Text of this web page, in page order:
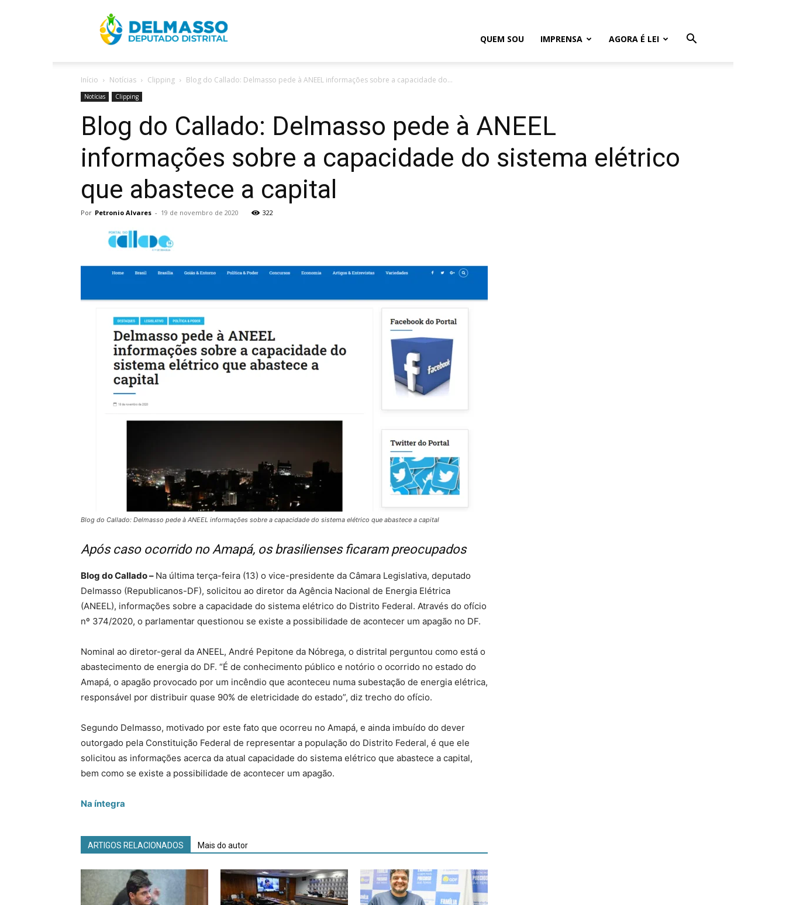
QUEM SOU IMPRENSA AGORA É LEI
Início Notícias Clipping Blog do Callado: Delmasso pede à ANEEL informações sobre a capacidade do...
Notícias Clipping
Blog do Callado: Delmasso pede à ANEEL
informações sobre a capacidade do sistema elétrico
que abastece a capital
Por Petronio Alvares - 19 de novembro de 2020 322
Blog do Callado: Delmasso pede à ANEEL informações sobre a capacidade do sistema elétrico que abastece a capital
Após caso ocorrido no Amapá, os brasilienses ficaram preocupados
Blog do Callado – Na última terça-feira (13) o vice-presidente da Câmara Legislativa, deputado
Delmasso (Republicanos-DF), solicitou ao diretor da Agência Nacional de Energia Elétrica
(ANEEL), informações sobre a capacidade do sistema elétrico do Distrito Federal. Através do ofício
nº 374/2020, o parlamentar questionou se existe a possibilidade de acontecer um apagão no DF.
Nominal ao diretor-geral da ANEEL, André Pepitone da Nóbrega, o distrital perguntou como está o
abastecimento de energia do DF. “É de conhecimento público e notório o ocorrido no estado do
Amapá, o apagão provocado por um incêndio que aconteceu numa subestação de energia elétrica,
responsável por distribuir quase 90% de eletricidade do estado”, diz trecho do ofício.
Segundo Delmasso, motivado por este fato que ocorreu no Amapá, e ainda imbuído do dever
outorgado pela Constituição Federal de representar a população do Distrito Federal, é que ele
solicitou as informações acerca da atual capacidade do sistema elétrico que abastece a capital,
bem como se existe a possibilidade de acontecer um apagão.
Na íntegra
ARTIGOS RELACIONADOS Mais do autor